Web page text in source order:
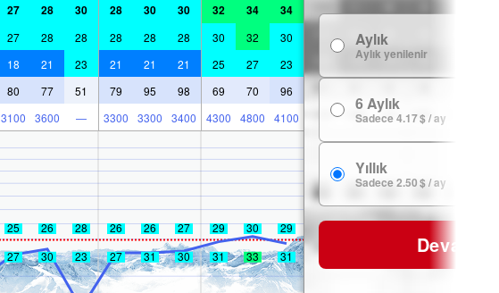
27 28 30 28 30 30 32 34 34
27 28 28 28 28 28 30 32 30
18 21 23 21 21 21 25 27 23
80 77 51 79 95 98 69 70 96
3100 3600 — 3300 3300 3400 4300 4800 4100
25 26 28 26 26 27 29 30
29
27 30 23 27 31 30 31 33 31
Aylık
Aylık yenilenir
6 Aylık
Sadece 4.17 $ / ay
Yıllık
Sadece 2.50 $ / ay
Devam